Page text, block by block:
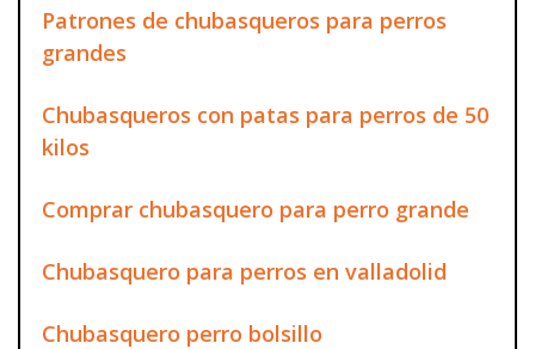
Patrones de chubasqueros para perros
grandes
Chubasqueros con patas para perros de 50
kilos
Comprar chubasquero para perro grande
Chubasquero para perros en valladolid
Chubasquero perro bolsillo